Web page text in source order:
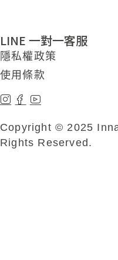
LINE 一對一客服
隱私權政策
使用條款
Copyright © 2025
Rights Reserved.